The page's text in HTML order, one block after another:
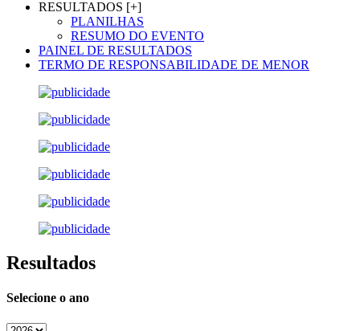
RESULTADOS [+]
PLANILHAS
RESUMO DO EVENTO
PAINEL DE RESULTADOS
TERMO DE RESPONSABILIDADE DE MENOR
Resultados
Selecione o ano